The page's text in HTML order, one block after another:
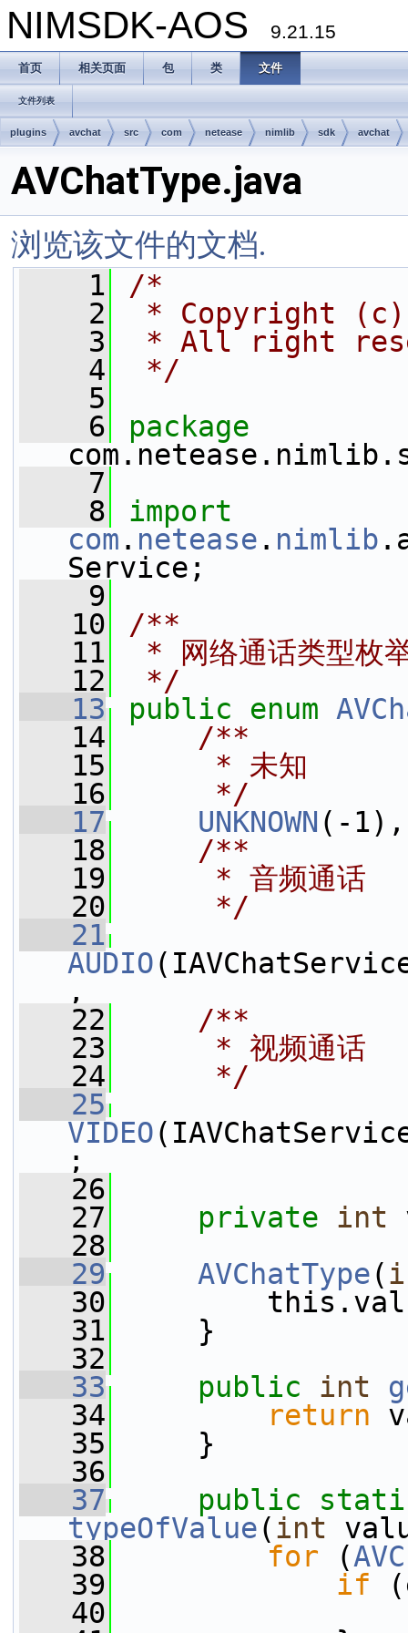
NIMSDK-AOS 9.21.15
首页 相关页面 包 类 文件
文件列表
plugins avchat src com netease nimlib sdk avchat
AVChatType.java
浏览该文件的文档.
    1
/*
    2
* Copyright (c)
    3
* All right
    4
*/
    5
    6
    7
    8
import
com . netease . nimlib
Service;
    9
   10
/**
   11
* 网络通话类型枚
   12
*/
   13
public enum
   14
    /**
   15
     * 未知
   16
     */
   17
UNKNOWN (-1),
   18
    /**
   19
     * 音频通话
   20
     */
   21
AUDIO
,
   22
    /**
   23
     * 视频通话
   24
     */
   25
VIDEO
;
   26
   27
private int
   28
   29
AVChatType(
   30
this.value
   31
}
   32
   33
public int
   34
return
   35
}
   36
   37
public
typeOfValue(int
   38
for (
   39
if
   40